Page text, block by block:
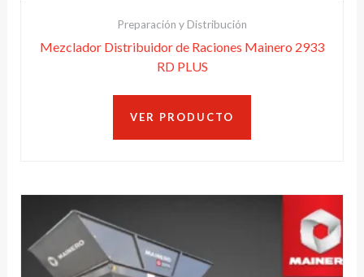
Preparación y Distribución
Mezclador Distribuidor de Raciones Mainero 2933
RD PLUS
VER PRODUCTO